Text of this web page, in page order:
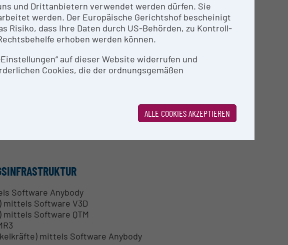
Software Anybody
mittels Software V3D
mittels Software QTM
mittels Software Anybody
und Drittanbietern verwendet werden dürfen. Sie
werden. Der Europäische Gerichtshof bescheinigt
Risiko, dass Ihre Daten durch US-Behörden, zu Kontroll-
erhoben werden können.
auf dieser Website widerrufen und
Cookies, die der ordnungsgemäßen
ALLE COOKIES AKZEPTIEREN